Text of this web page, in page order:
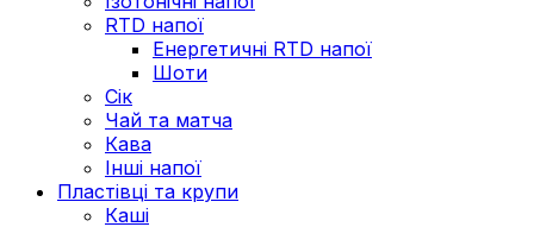
RTD напої
Енергетичні RTD напої
Шоти
Сік
Чай та матча
Кава
Інші напої
Пластівці та крупи
Каші